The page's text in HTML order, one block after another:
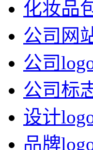
化妆品
公司网
公司
公司标
设计
品牌